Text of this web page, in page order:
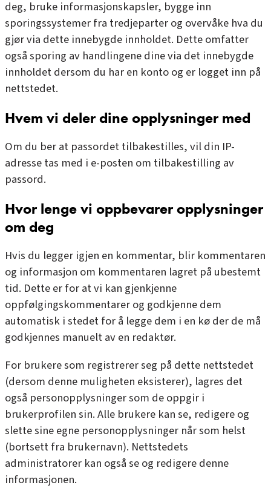
deg, bruke informasjonskapsler, bygge inn
sporingssystemer fra tredjeparter og overvåke hva du
gjør via dette innebygde innholdet. Dette omfatter
også sporing av handlingene dine via det innebygde
innholdet dersom du har en konto og er logget inn på
nettstedet.
Hvem vi deler dine opplysninger med
Om du ber at passordet tilbakestilles, vil din IP-
adresse tas med i e-posten om tilbakestilling av
passord.
Hvor lenge vi oppbevarer opplysninger
om deg
Hvis du legger igjen en kommentar, blir kommentaren
og informasjon om kommentaren lagret på ubestemt
tid. Dette er for at vi kan gjenkjenne
oppfølgingskommentarer og godkjenne dem
automatisk i stedet for å legge dem i en kø der de må
godkjennes manuelt av en redaktør.
For brukere som registrerer seg på dette nettstedet
(dersom denne muligheten eksisterer), lagres det
også personopplysninger som de oppgir i
brukerprofilen sin. Alle brukere kan se, redigere og
slette sine egne personopplysninger når som helst
(bortsett fra brukernavn). Nettstedets
administratorer kan også se og redigere denne
informasjonen.